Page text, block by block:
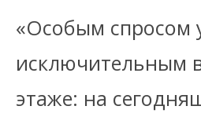
«Особым спросом
исключительным
этаже: на